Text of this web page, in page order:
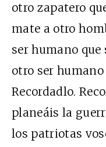
otro zapatero
mate a otro
ser humano
otro ser
Recordadlo.
planeáis la
los patriotas